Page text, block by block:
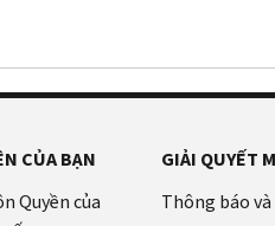
CỦA BẠN
Quyền của
GIẢI QUYẾT
Thông báo và